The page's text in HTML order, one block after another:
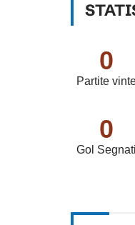
0
Partite
0
Gol Segnati